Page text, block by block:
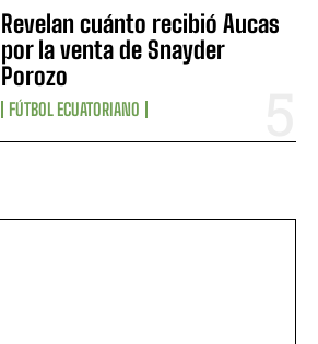
Revelan cuánto recibió Aucas
por la venta de Snayder
Porozo
FÚTBOL ECUATORIANO